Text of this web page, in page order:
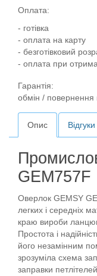
Оплата:
- готівка
- оплата на карту
- безготівковий
- оплата при
Гарантія:
обмін / повернення
Опис
GEM757F
Оверлок GEMSY
легких і середніх
краю вироби
Простота і
його незамінним
зрозуміла схема
заправки